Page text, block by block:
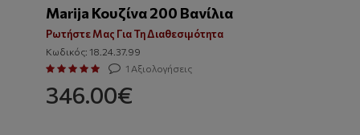
Marija Κουζίνα 200 Βανίλια
Ρωτήστε Μας Για Τη Διαθεσιμότητα
Κωδικός: 18.24.37.99
1 Αξιολογήσεις
346.00€